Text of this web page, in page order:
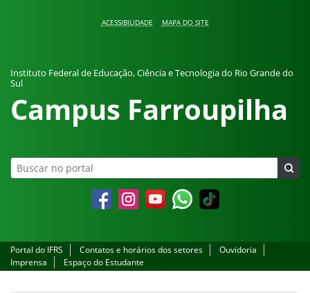
ACESSIBILIDADE MAPA DO SITE
Instituto Federal de Educação, Ciência e Tecnologia do Rio Grande do
Sul
Campus Farroupilha
FacebookInstagramYouTubeWhatsapp
Portal do IFRS Contatos e horários dos setores
Ouvidoria
Imprensa
Espaço do Estudante